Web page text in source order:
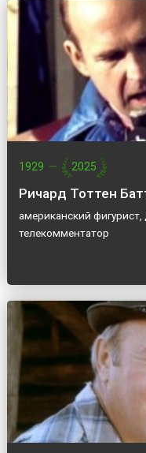
1929 — 2025
Ричард Тоттен
американский
телекомментатор